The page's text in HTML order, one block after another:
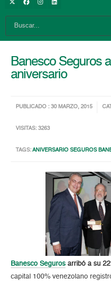
Banesco Seguros
aniversario
PUBLICADO : 30 MARZO, 2015
VISITAS: 3263
TAGS:ANIVERSARIO SEGUROS
Banesco Seguros arribó a su
capital 100% venezolano